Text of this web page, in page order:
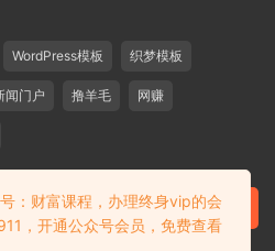
WordPress模板 织梦模板
闻门户 撸羊毛 网赚
：财富课程，办理终身vip的会
，开通公众号会员，免费查看